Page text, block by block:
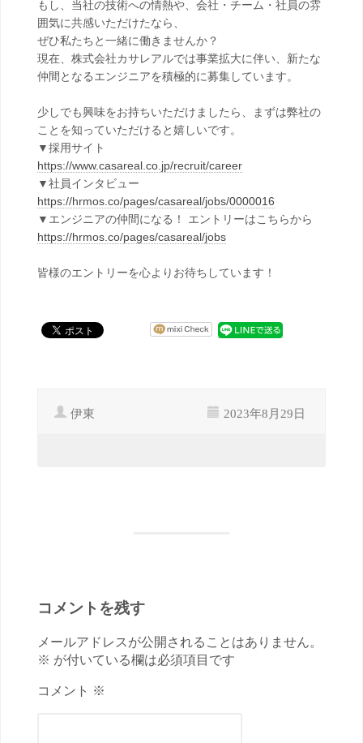
もし、当社の技術への情熱や、会社・チーム・社員の雰
囲気に共感いただけたなら、
ぜひ私たちと一緒に働きませんか？
現在、株式会社カサレアルでは事業拡大に伴い、新たな
仲間となるエンジニアを積極的に募集しています。
少しでも興味をお持ちいただけましたら、まずは弊社の
ことを知っていただけると嬉しいです。
▼採用サイト
https://www.casareal.co.jp/recruit/career
▼社員インタビュー
https://hrmos.co/pages/casareal/jobs/0000016
▼エンジニアの仲間になる！ エントリーはこちらから
https://hrmos.co/pages/casareal/jobs
皆様のエントリーを心よりお待ちしています！
伊東 2023年8月29日
コメントを残す
メールアドレスが公開されることはありません。
※ が付いている欄は必須項目です
コメント ※